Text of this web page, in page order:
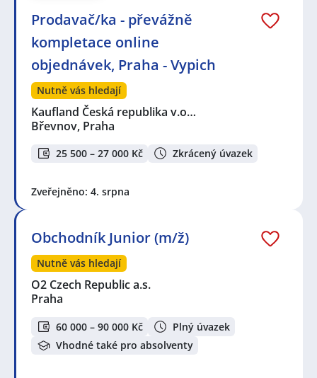
Prodavač/ka - převážně
kompletace online
objednávek, Praha - Vypich
Nutně vás hledají
Kaufland Česká republika v.o…
Břevnov, Praha
25 500 – 27 000 Kč Zkrácený úvazek
Zveřejněno: 4. srpna
Obchodník Junior (m/ž)
Nutně vás hledají
O2 Czech Republic a.s.
Praha
60 000 – 90 000 Kč
Plný úvazek
Vhodné také pro absolventy